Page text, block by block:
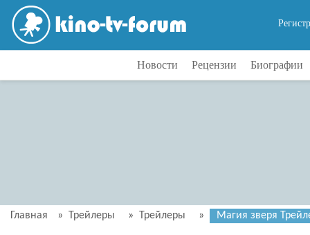
Новости Рецензии Биографии
Главная » Трейлеры » Трейлеры » Магия зверя